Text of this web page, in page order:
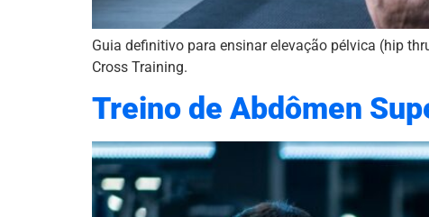
Guia definitivo para ensinar elevação pélvica (hip
Cross Training.
Treino de Abdômen